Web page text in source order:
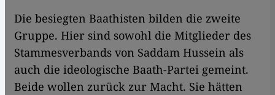
Die besiegten Baathisten bilden die zweite
Gruppe. Hier sind sowohl die Mitglieder des
Stammesverbands von Saddam Hussein als
auch die ideologische Baath-Partei gemeint.
Beide wollen zurück zur Macht. Sie hätten